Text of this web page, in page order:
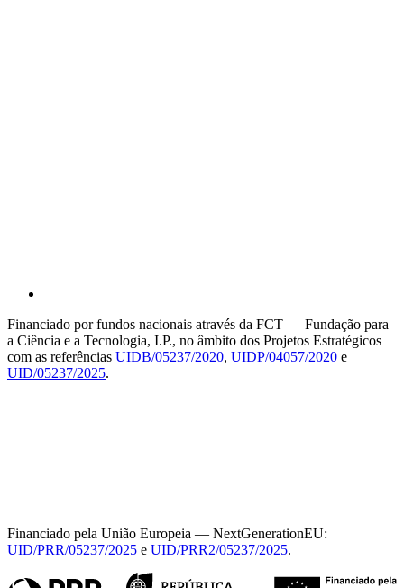
Financiado por fundos nacionais através da FCT — Fundação para
a Ciência e a Tecnologia, I.P., no âmbito dos Projetos Estratégicos
com as referências UIDB/05237/2020, UIDP/04057/2020 e
UID/05237/2025.
Financiado pela União Europeia — NextGenerationEU:
UID/PRR/05237/2025 e UID/PRR2/05237/2025.